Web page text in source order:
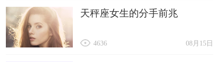
天秤座女生的分手前兆
08月15日
4636